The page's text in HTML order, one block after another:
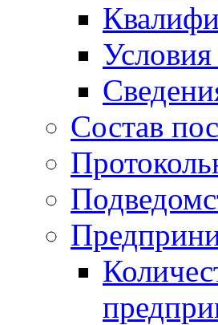
Состав